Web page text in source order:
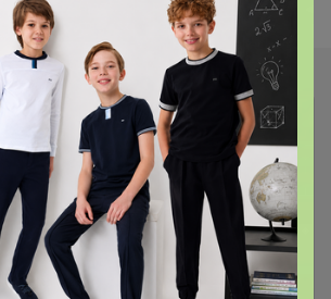
Показаны записи 6.